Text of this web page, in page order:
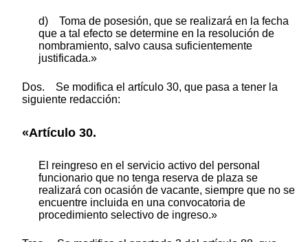
d) Toma de posesión, que se realizará en la fecha
que a tal efecto se determine en la resolución de
nombramiento, salvo causa suficientemente
justificada.»
Dos. Se modifica el artículo 30, que pasa a tener la
siguiente redacción:
«Artículo 30.
El reingreso en el servicio activo del personal
funcionario que no tenga reserva de plaza se
realizará con ocasión de vacante, siempre que no se
encuentre incluida en una convocatoria de
procedimiento selectivo de ingreso.»